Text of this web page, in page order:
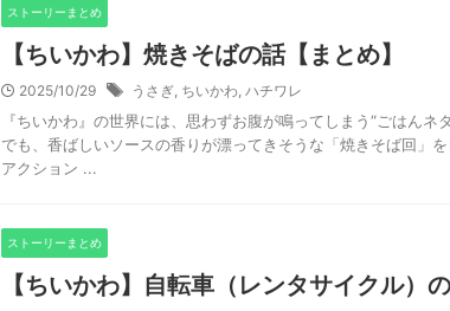
ストーリーまとめ
【ちいかわ】焼きそばの話【まとめ】
2025/10/29 うさぎ, ちいかわ, ハチワレ
『ちいかわ』の世界には、思わずお腹が鳴ってしまう“ごはん
でも、香ばしいソースの香りが漂ってきそうな「焼きそば回」
アクション ...
ストーリーまとめ
【ちいかわ】自転車（レンタサイクル）